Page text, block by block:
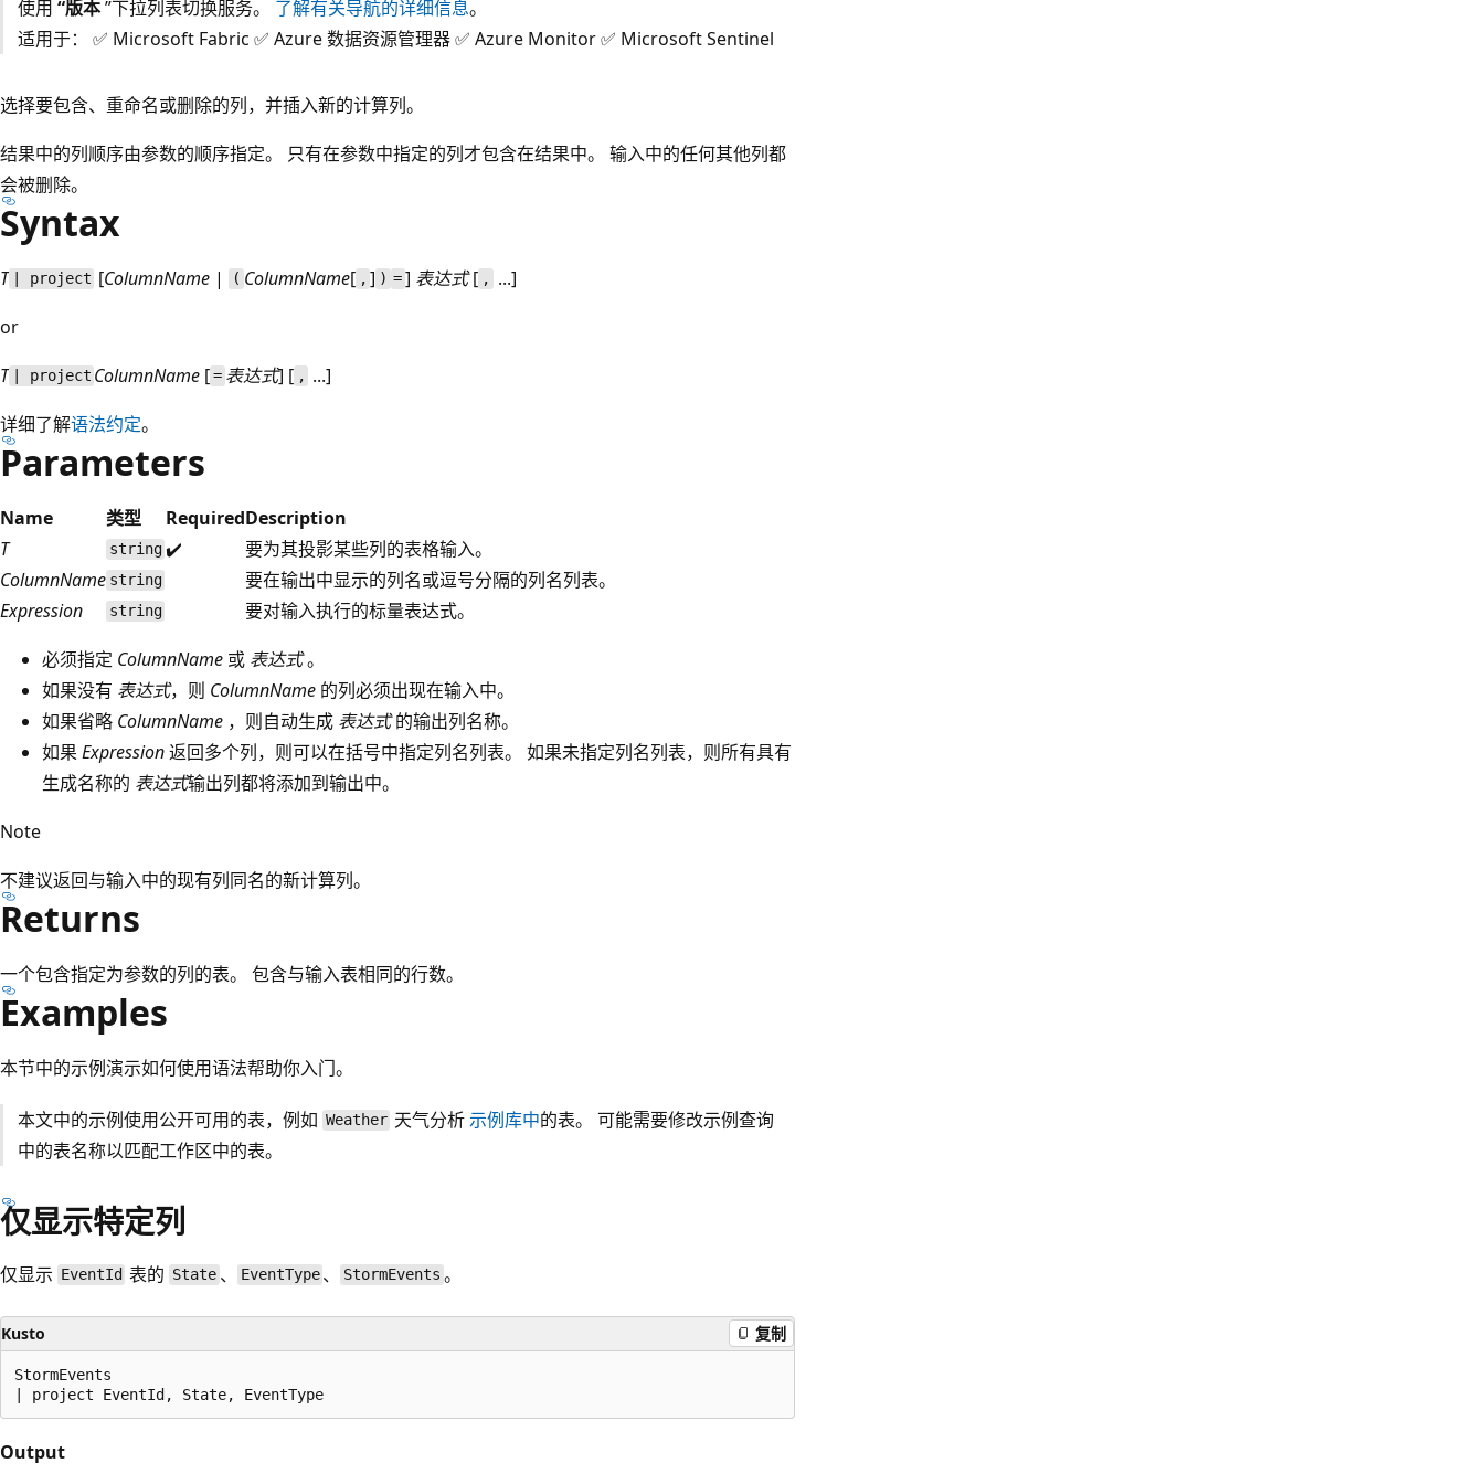
使用 “版本”下拉列表切换服务。 了解有关导航的详细信息。
适用于： ✅ Microsoft Fabric ✅ Azure 数据资源管理器 ✅ Azure Monitor ✅ Microsoft Sentinel
选择要包含、重命名或删除的列，并插入新的计算列。
结果中的列顺序由参数的顺序指定。 只有在参数中指定的列才包含在结果中。 输入中的任何其他列都
会被删除。
Syntax
T | project [ColumnName | ( ColumnName[ , ] ) =] 表达式[ , ...]
or
T
| project ColumnName [=表达式] [ , ...]
详细了解语法约定。
Parameters
Name 类型 RequiredDescription
T
string ✔️
要为其投影某些列的表格输入。
ColumnName string
要在输出中显示的列名或逗号分隔的列名列表。
Expression
string
要对输入执行的标量表达式。
必须指定 ColumnName 或 表达式。
如果没有 表达式，则 ColumnName 的列必须出现在输入中。
如果省略 ColumnName ，则自动生成 表达式的输出列名称。
如果 Expression返回多个列，则可以在括号中指定列名列表。 如果未指定列名列表，则所有具有
生成名称的 表达式输出列都将添加到输出中。
Note
不建议返回与输入中的现有列同名的新计算列。
Returns
一个包含指定为参数的列的表。 包含与输入表相同的行数。
Examples
本节中的示例演示如何使用语法帮助你入门。
本文中的示例使用公开可用的表，例如 Weather 天气分析示例库中的表。 可能需要修改示例查询
中的表名称以匹配工作区中的表。
仅显示特定列
仅显示 EventId 表的 State、 EventType 、 StormEvents 。
Kusto 复制
StormEvents
Output